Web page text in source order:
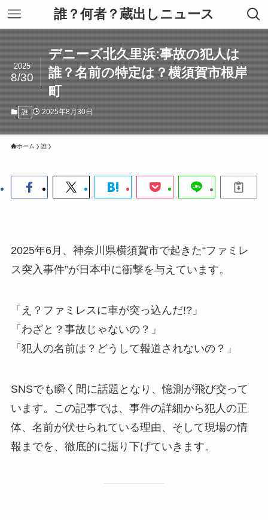
誰？何者？蔵出しニュース
デニーズ北久里浜:事故の犯人は
誰？名前の特定は？横須賀市根岸
町
2025
8/30
誰 2025年8月30日
ホーム 誰
2025年6月、神奈川県横須賀市で起きた“ファミレ
ス突入事件”が日本中に衝撃を与えています。
「え？ファミレスに車が突っ込んだ!?」
「わざと？事故じゃないの？」
「犯人の名前は？どうして報道されないの？」
SNSでも瞬く間に話題となり、憶測が飛び交って
います。この記事では、事件の詳細から犯人の正
体、名前が伏せられている理由、そして現場の情
報までを、徹底的に掘り下げていきます。